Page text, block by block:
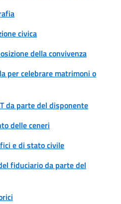
civica
della convivenza
per celebrare matrimoni o
da parte del disponente
delle ceneri
e di stato civile
fiduciario da parte del